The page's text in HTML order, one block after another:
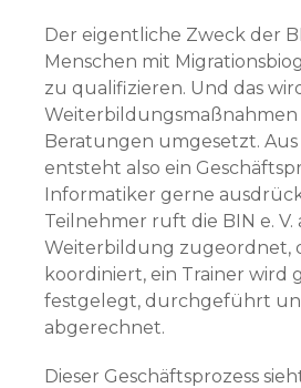
Der eigentliche Zweck der
Menschen mit
zu qualifizieren. Und das
Weiterbildungsmaßnahmen
Beratungen umgesetzt.
entsteht also ein
Informatiker gerne
Teilnehmer ruft die BIN e. V.
Weiterbildung zugeordnet,
koordiniert, ein Trainer wird
festgelegt, durchgeführt
abgerechnet.
Dieser Geschäftsprozess